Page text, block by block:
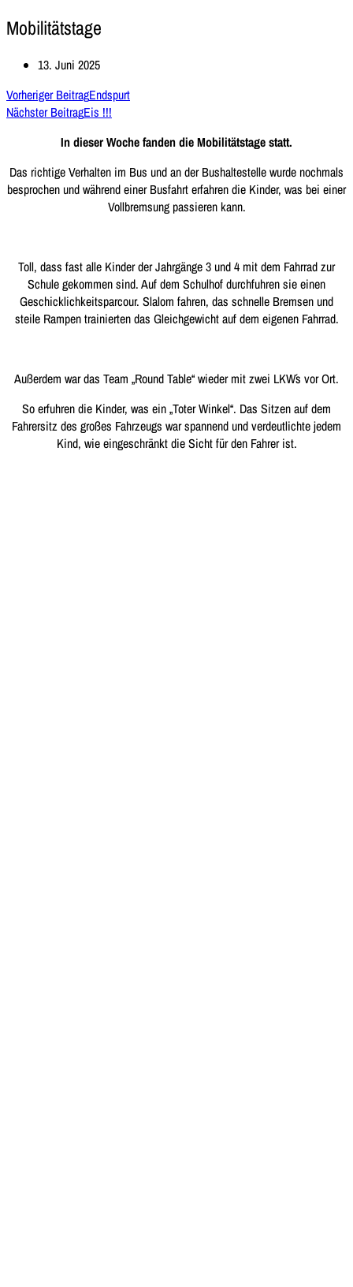
Mobilitätstage
13. Juni 2025
Vorheriger BeitragEndspurt
Nächster BeitragEis !!!
In dieser Woche fanden die Mobilitätstage statt.
Das richtige Verhalten im Bus und an der Bushaltestelle wurde nochmals
besprochen und während einer Busfahrt erfahren die Kinder, was bei einer
Vollbremsung passieren kann.
Toll, dass fast alle Kinder der Jahrgänge 3 und 4 mit dem Fahrrad zur
Schule gekommen sind. Auf dem Schulhof durchfuhren sie einen
Geschicklichkeitsparcour. Slalom fahren, das schnelle Bremsen und
steile Rampen trainierten das Gleichgewicht auf dem eigenen Fahrrad.
Außerdem war das Team „Round Table“ wieder mit zwei LKW´s vor Ort.
So erfuhren die Kinder, was ein „Toter Winkel“. Das Sitzen auf dem
Fahrersitz des großes Fahrzeugs war spannend und verdeutlichte jedem
Kind, wie eingeschränkt die Sicht für den Fahrer ist.